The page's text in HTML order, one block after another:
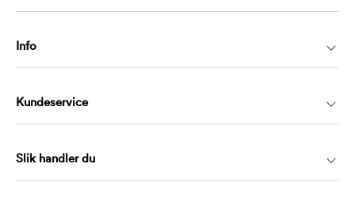
Info
Kundeservice
Slik handler du